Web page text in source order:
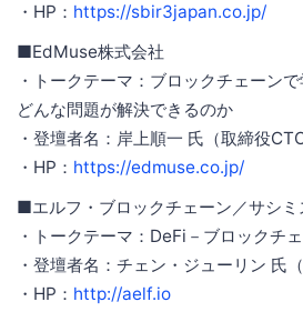
・HP： https://sbir3japan.co.jp/
■EdMuse株式会社
・トークテーマ：ブロックチェーン
どんな問題が解決できるのか
・登壇者名：岸上順一 氏（取締役CTO
・HP： https://edmuse.co.jp/
■エルフ・ブロックチェーン／サシミ
・トークテーマ：DeFi－ブロックチ
・登壇者名：チェン・ジューリン 氏（
・HP： http://aelf.io